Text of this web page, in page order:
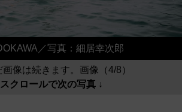
／写真：細居幸次郎
画像は続きます。画像（4/8）
スクロールで次の写真 ↓